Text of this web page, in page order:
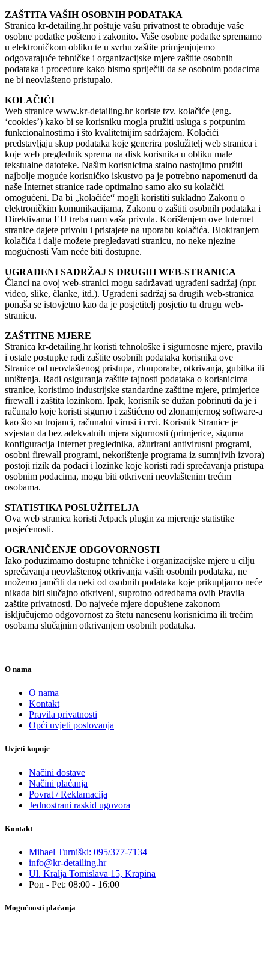
ZAŠTITA VAŠIH OSOBNIH PODATAKA
Stranica kr-detailing.hr poštuje vašu privatnost te obrađuje vaše
osobne podatke pošteno i zakonito. Vaše osobne podatke spremamo
u elektroničkom obliku te u svrhu zaštite primjenjujemo
odgovarajuće tehničke i organizacijske mjere zaštite osobnih
podataka i procedure kako bismo spriječili da se osobnim podacima
ne bi neovlašteno pristupalo.
KOLAČIĆI
Web stranice www.kr-detailing.hr koriste tzv. kolačiće (eng.
‘cookies’) kako bi se korisniku mogla pružiti usluga s potpunim
funkcionalnostima i što kvalitetnijim sadržajem. Kolačići
predstavljaju skup podataka koje generira poslužitelj web stranica i
koje web preglednik sprema na disk korisnika u obliku male
tekstualne datoteke. Našim korisnicima stalno nastojimo pružiti
najbolje moguće korisničko iskustvo pa je potrebno napomenuti da
naše Internet stranice rade optimalno samo ako su kolačići
omogućeni. Da bi „kolačiće“ mogli koristiti sukladno Zakonu o
elektroničkim komunikacijama, Zakonu o zaštiti osobnih podataka i
Direktivama EU treba nam vaša privola. Korištenjem ove Internet
stranice dajete privolu i pristajete na uporabu kolačića. Blokiranjem
kolačića i dalje možete pregledavati stranicu, no neke njezine
mogućnosti Vam neće biti dostupne.
UGRAĐENI SADRŽAJ S DRUGIH WEB-STRANICA
Članci na ovoj web-stranici mogu sadržavati ugrađeni sadržaj (npr.
video, slike, članke, itd.). Ugrađeni sadržaj sa drugih web-stranica
ponaša se istovjetno kao da je posjetitelj posjetio tu drugu web-
stranicu.
ZAŠTITNE MJERE
Stranica kr-detailing.hr koristi tehnološke i sigurnosne mjere, pravila
i ostale postupke radi zaštite osobnih podataka korisnika ove
Stranice od neovlaštenog pristupa, zlouporabe, otkrivanja, gubitka ili
uništenja. Radi osiguranja zaštite tajnosti podataka o korisnicima
stranice, koristimo industrijske standardne zaštitne mjere, primjerice
firewall i zaštita lozinkom. Ipak, korisnik se dužan pobrinuti da je i
računalo koje koristi sigurno i zaštićeno od zlonamjernog software-a
kao što su trojanci, računalni virusi i crvi. Korisnik Stranice je
svjestan da bez adekvatnih mjera sigurnosti (primjerice, sigurna
konfiguracija Internet preglednika, ažurirani antivirusni programi,
osobni firewall programi, nekorištenje programa iz sumnjivih izvora)
postoji rizik da podaci i lozinke koje koristi radi sprečavanja pristupa
osobnim podacima, mogu biti otkriveni neovlaštenim trećim
osobama.
STATISTIKA POSLUŽITELJA
Ova web stranica koristi Jetpack plugin za mjerenje statistike
posjećenosti.
OGRANIČENJE ODGOVORNOSTI
Iako poduzimamo dostupne tehničke i organizacijske mjere u cilju
sprečavanja neovlaštenog otkrivanja vaših osobnih podataka, ne
možemo jamčiti da neki od osobnih podataka koje prikupljamo neće
nikada biti slučajno otkriveni, suprotno odredbama ovih Pravila
zaštite privatnosti. Do najveće mjere dopuštene zakonom
isključujemo odgovornost za štetu nanesenu korisnicima ili trećim
osobama slučajnim otkrivanjem osobnih podataka.
O nama
O nama
Kontakt
Pravila privatnosti
Opći uvjeti poslovanja
Uvjeti kupnje
Načini dostave
Načini plaćanja
Povrat / Reklamacija
Jednostrani raskid ugovora
Kontakt
Mihael Turniški: 095/377-7134
info@kr-detailing.hr
Ul. Kralja Tomislava 15, Krapina
Pon - Pet: 08:00 - 16:00
Mogućnosti plaćanja